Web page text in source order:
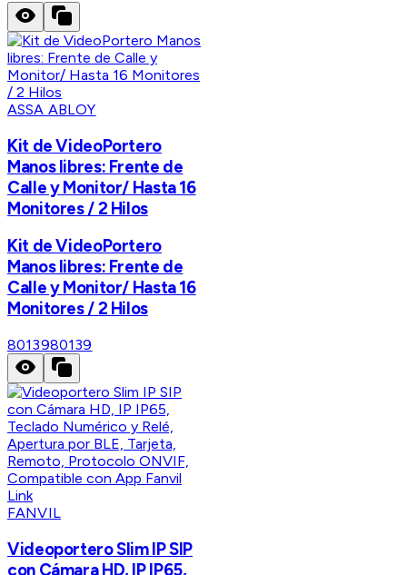
ASSA ABLOY
Kit de VideoPortero
Manos libres: Frente de
Calle y Monitor/ Hasta 16
Monitores / 2 Hilos
Kit de VideoPortero
Manos libres: Frente de
Calle y Monitor/ Hasta 16
Monitores / 2 Hilos
8013980139
FANVIL
Videoportero Slim IP SIP
con Cámara HD, IP IP65,